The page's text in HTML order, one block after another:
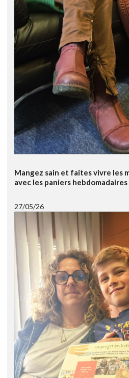
Mangez sain et faites vivre les
avec les paniers
27/05/26